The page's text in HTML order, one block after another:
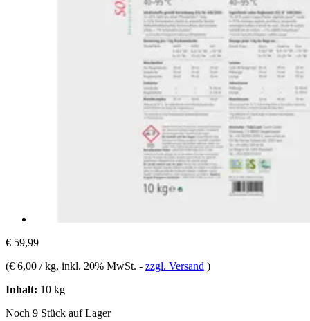
€ 59,99
(€ 6,00 / kg, inkl. 20% MwSt. - zzgl. Versand )
Inhalt: 10 kg
Noch 9 Stück auf Lager